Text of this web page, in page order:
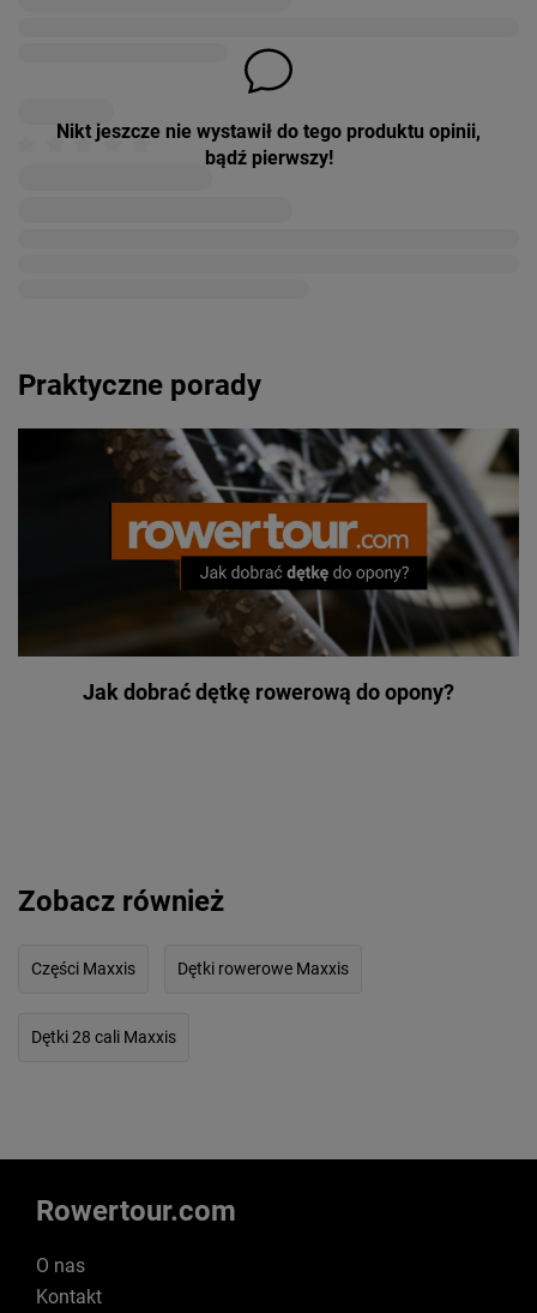
Nikt jeszcze nie wystawił do tego produktu opinii,
bądź pierwszy!
Praktyczne porady
Jak dobrać dętkę rowerową do opony?
Zobacz również
Części Maxxis Dętki rowerowe Maxxis
Dętki 28 cali Maxxis
Rowertour.com
O nas
Kontakt